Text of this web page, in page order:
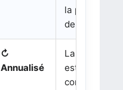
la
de 4
↻
Annualisé
La racine
est travaillée
comme